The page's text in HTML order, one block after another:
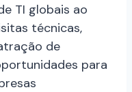
TI globais ao
técnicas,
de
para